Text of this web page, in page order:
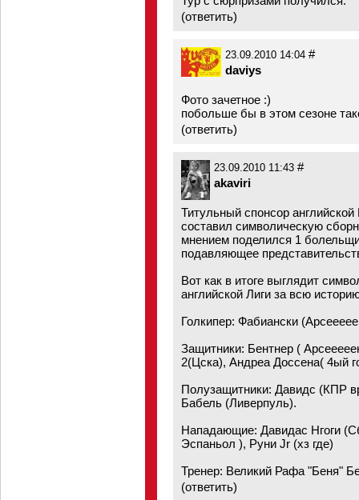
(ответить)
23.09.2010 14:04 #
daviys
Фото зачетное :)
побольше бы в этом сезоне
(ответить)
23.09.2010 11:43 #
akaviri
Титульный спонсор
составил символическую
мнением поделился 1
подавляющее
Вот как в итоге выглядит
английской Лиги за всю
Голкипер: Фабиански
Защитники: Бентнер (
2(Цска), Андреа Доссена( 4ый
Полузащитники: Давидс (КПР
Бабель (Ливерпуль).
Нападающие: Давидас Нгоги
Эспаньол ), Руни Jr (хз где)
Тренер: Великий Рафа "Беня"
(ответить)